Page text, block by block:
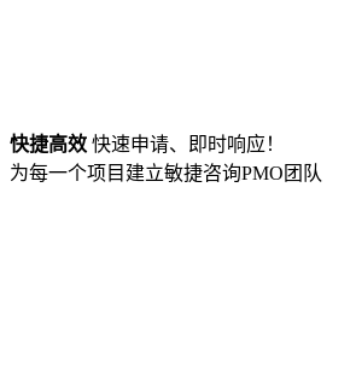
快捷高效 快速申请、即时响应！
为每一个项目建立敏捷咨询PMO团队